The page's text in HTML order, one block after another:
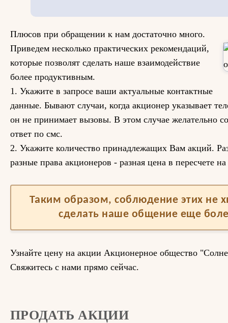
Плюсов при обращении к нам достаточно много.
Приведем несколько практических рекомендаций,
которые позволят сделать наше взаимодействие
более продуктивным.
1. Укажите в запросе ваши актуальные контактные
данные. Бывают случаи, когда акционер указывает
он не принимает вызовы. В этом случае желательно
ответ по смс.
2. Укажите количество принадлежащих Вам акций.
разные права акционеров - разная цена в пересчете
Таким образом, соблюдение этих не
сделать наше общение еще
Узнайте цену на акции Акционерное общество
Свяжитесь с нами прямо сейчас.
ПРОДАТЬ АКЦИИ